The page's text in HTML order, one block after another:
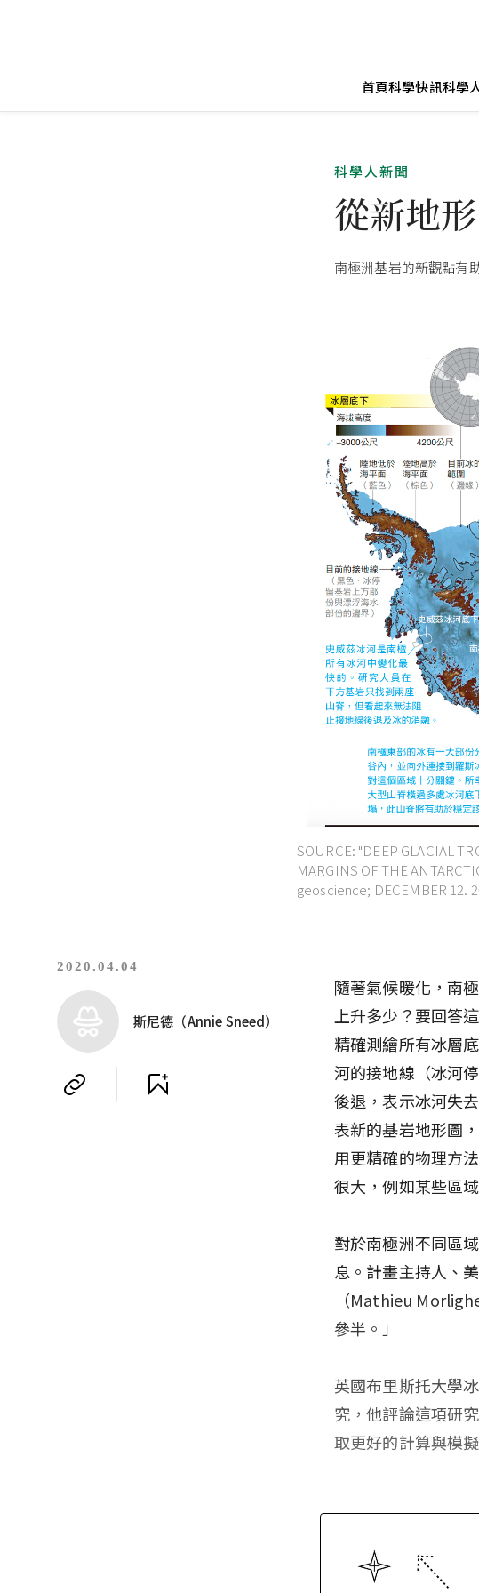
首頁科學快訊科學
科學人新聞
從新地
南極洲基岩的新觀點有
SOURCE: "DEEP GLACIAL
MARGINS OF THE
geoscience; DECEMBER 12.
2020.04.04
斯尼德（Annie Sneed）
隨著氣候暖化，南
上升多少？要回答
精確測繪所有冰層
河的接地線（冰河
後退，表示冰河失
表新的基岩地形圖
用更精確的物理方
很大，例如某些區
對於南極洲不同區
息。計畫主持人、
（Mathieu
參半。」
英國布里斯托大學
究，他評論這項研
取更好的計算與模